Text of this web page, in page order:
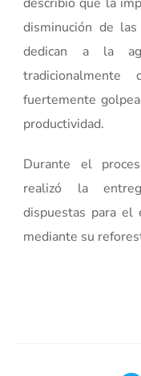
disminución de
dedican a la
fuertemente
productividad.
Durante el
realizó la
dispuestas para el
mediante su